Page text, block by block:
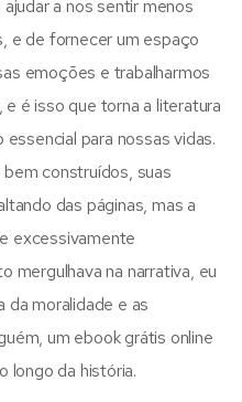
a nos sentir menos
e de fornecer um espaço
emoções e trabalharmos
é isso que torna a literatura
para nossas vidas.
construídos, suas
das páginas, mas a
excessivamente
mergulhava na narrativa, eu
da moralidade e as
um ebook grátis online
longo da história.